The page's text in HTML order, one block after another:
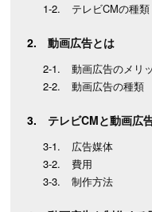
テレビCMの種類
動画広告とは
動画広告のメリ
動画広告の種類
テレビCMと動画広
広告媒体
費用
制作方法